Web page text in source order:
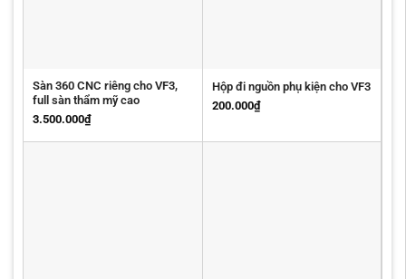
Sàn 360 CNC riêng cho VF3,
full sàn thẩm mỹ cao
3.500.000₫
Hộp đi nguồn phụ kiện cho VF3
200.000₫